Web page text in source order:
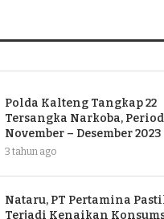
Polda Kalteng Tangkap 22
Tersangka Narkoba,
November – Desember 2023
3 tahun ago
Nataru, PT Pertamina
Terjadi Kenaikan